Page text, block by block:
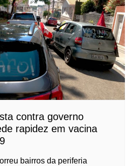
contra governo
rapidez em vacina
bairros da periferia